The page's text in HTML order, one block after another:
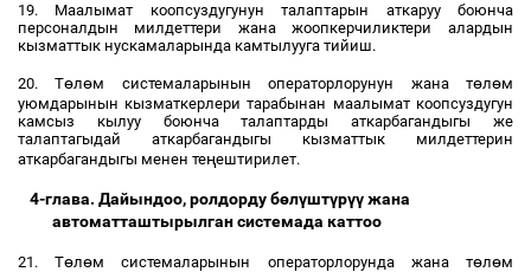
19. Маалымат коопсуздугунун талаптарын аткаруу боюнча
персоналдын милдеттери жана жоопкерчиликтери алардын
кызматтык нускамаларында камтылууга тийиш.
20. Төлөм системаларынын операторлорунун жана төлөм
уюмдарынын кызматкерлери тарабынан маалымат коопсуздугун
камсыз кылуу боюнча талаптарды аткарбагандыгы же
талаптагыдай аткарбагандыгы кызматтык милдеттерин
аткарбагандыгы менен теңештирилет.
4-глава. Дайындоо, ролдорду бөлүштүрүүжана
автоматташтырылган системада каттоо
21. Төлөм системаларынын операторлорунда жана төлөм